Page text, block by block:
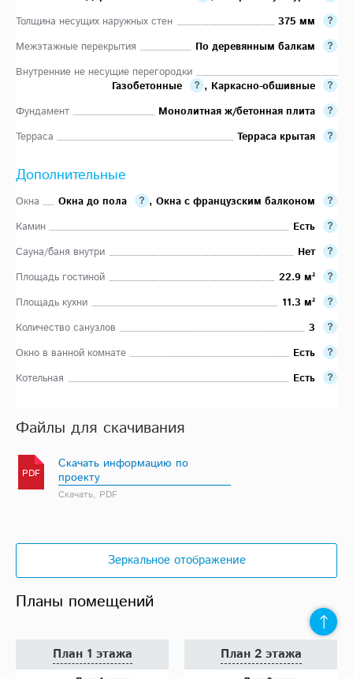
Толщина несущих наружных стен
375 мм
Межэтажные перекрытия
По деревянным балкам
Внутренние не несущие перегородки
Газобетонные
, Каркасно-обшивные
Фундамент
Монолитная ж/бетонная плита
Терраса
Терраса крытая
Дополнительные
Окна Окна до пола , Окна с французским балконом
Камин
Есть
Сауна/баня внутри
Нет
Площадь гостиной
22.9 м²
Площадь кухни
11.3 м²
Количество санузлов
3
Окно в ванной комнате
Есть
Котельная
Есть
Файлы для скачивания
PDF
Скачать информацию по
проекту
Скачать, PDF
Планы помещений
Зеркальное отображение
План 1 этажа План 2 этажа